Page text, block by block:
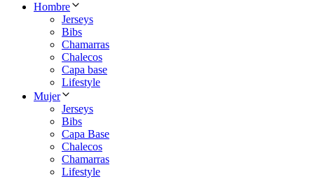
Hombre
Jerseys
Bibs
Chamarras
Chalecos
Capa base
Lifestyle
Mujer
Jerseys
Bibs
Capa Base
Chalecos
Chamarras
Lifestyle